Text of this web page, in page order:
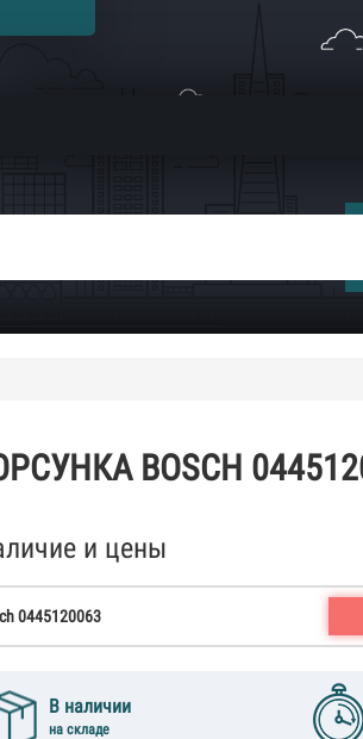
BOSCH
и цены
0445120063
В наличии
на складе